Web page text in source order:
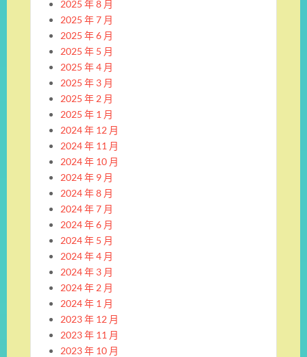
2025 年 8 月
2025 年 7 月
2025 年 6 月
2025 年 5 月
2025 年 4 月
2025 年 3 月
2025 年 2 月
2025 年 1 月
2024 年 12 月
2024 年 11 月
2024 年 10 月
2024 年 9 月
2024 年 8 月
2024 年 7 月
2024 年 6 月
2024 年 5 月
2024 年 4 月
2024 年 3 月
2024 年 2 月
2024 年 1 月
2023 年 12 月
2023 年 11 月
2023 年 10 月